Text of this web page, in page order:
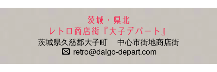
茨城・県北
レトロ商店街『大子デパート』
茨城県久慈郡大子町 中心市街地商店街
retro@daigo-depart.com